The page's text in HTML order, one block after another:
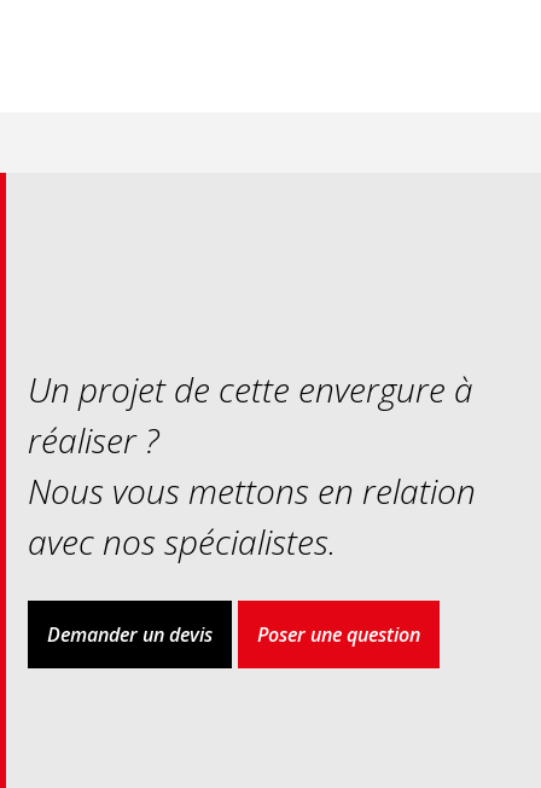
Un projet de cette envergure à
réaliser ?
Nous vous mettons en relation
avec nos spécialistes.
Demander un devis Poser une question